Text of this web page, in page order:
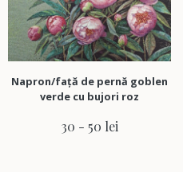
față de pernă goblen
verde cu bujori roz
30 - 50 lei